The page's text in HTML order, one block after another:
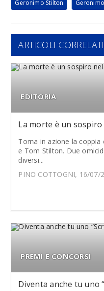
Geronimo Stilton
ARTICOLI CORRELATI
EDITORIA
La morte è un
Torna in azione la coppia
e Tom Stilton. Due
diversi...
PINO COTTOGNI, 16/07/
PREMI E CONCORSI
Diventa anche tu uno